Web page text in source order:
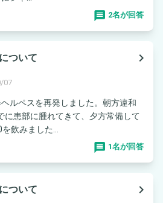
2名が回答
ついて
navigate_next
07
ルペスを再発しました。朝方違和
に患部に腫れてきて、夕方常備して
飲みました...
1名が回答
ついて
navigate_next